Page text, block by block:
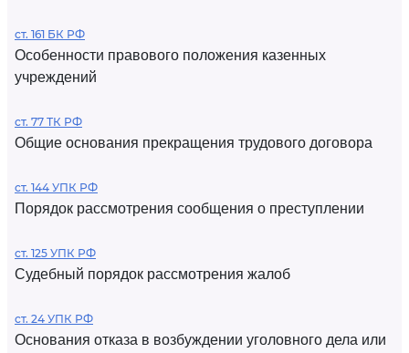
ст. 161 БК РФ
Особенности правового положения казенных
учреждений
ст. 77 ТК РФ
Общие основания прекращения трудового договора
ст. 144 УПК РФ
Порядок рассмотрения сообщения о преступлении
ст. 125 УПК РФ
Судебный порядок рассмотрения жалоб
ст. 24 УПК РФ
Основания отказа в возбуждении уголовного дела или